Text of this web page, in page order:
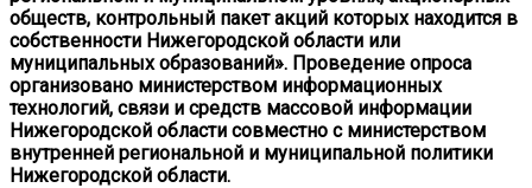
обществ, контрольный пакет акций которых находится в
собственности Нижегородской области или
муниципальных образований». Проведение опроса
организовано министерством информационных
технологий, связи и средств массовой информации
Нижегородской области совместно с министерством
внутренней региональной и муниципальной политики
Нижегородской области.